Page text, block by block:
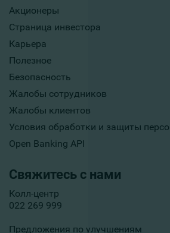
Акционеры
Страница инвестора
Карьера
Полезное
Безопасность
Жалобы сотрудников
Жалобы клиентов
Условия обработки и защиты
Open Banking API
Свяжитесь с нами
Колл-центр
022 269 999
Предложения по улучшениям